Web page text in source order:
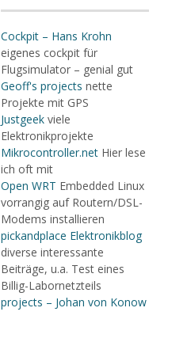
Cockpit – Hans Krohn
eigenes cockpit für
Flugsimulator – genial gut
Geoff's projects nette
Projekte mit GPS
Justgeekviele
Elektronikprojekte
Mikrocontroller.netHier lese
ich oft mit
Open WRT Embedded Linux
vorrangig auf Routern/DSL-
Modems installieren
pickandplace Elektronikblog
diverse interessante
Beiträge, u.a. Test eines
Billig-Labornetzteils
projects – Johan von Konow